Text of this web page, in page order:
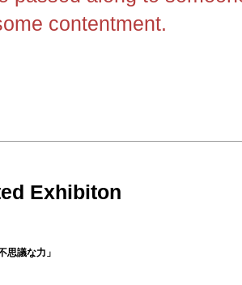
contentment.
Exhibiton
思議な力 」